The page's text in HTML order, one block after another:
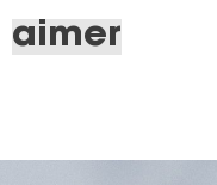
aimer